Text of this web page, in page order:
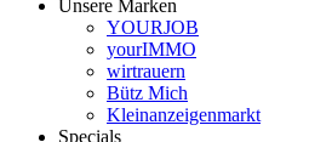
Unsere Marken
YOURJOB
yourIMMO
wirtrauern
Bütz Mich
Kleinanzeigenmarkt
Specials